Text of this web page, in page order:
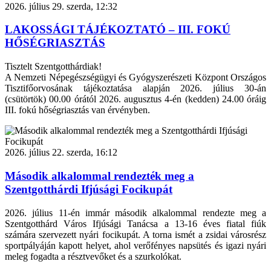
2026. július 29. szerda, 12:32
LAKOSSÁGI TÁJÉKOZTATÓ – III. FOKÚ
HŐSÉGRIASZTÁS
Tisztelt Szentgotthárdiak!
A Nemzeti Népegészségügyi és Gyógyszerészeti Központ Országos
Tisztifőorvosának tájékoztatása alapján 2026. július 30-án
(csütörtök) 00.00 órától 2026. augusztus 4-én (kedden) 24.00 óráig
III. fokú hőségriasztás van érvényben.
2026. július 22. szerda, 16:12
Második alkalommal rendezték meg a
Szentgotthárdi Ifjúsági Focikupát
2026. július 11-én immár második alkalommal rendezte meg a
Szentgotthárd Város Ifjúsági Tanácsa a 13-16 éves fiatal fiúk
számára szervezett nyári focikupát. A torna ismét a zsidai városrész
sportpályáján kapott helyet, ahol verőfényes napsütés és igazi nyári
meleg fogadta a résztvevőket és a szurkolókat.